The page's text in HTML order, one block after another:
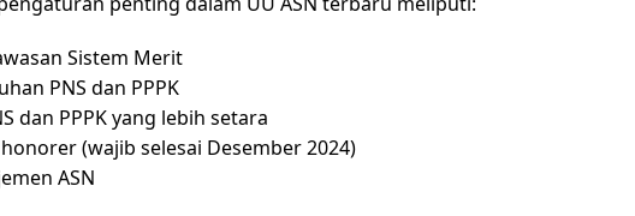
Sistem Merit
PNS dan PPPK
dan PPPK yang lebih setara
(wajib selesai Desember 2024)
ASN